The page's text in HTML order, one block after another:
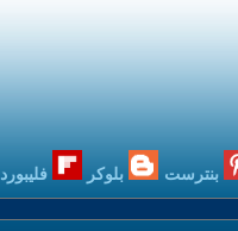
بنترست بلوكر فليبورد